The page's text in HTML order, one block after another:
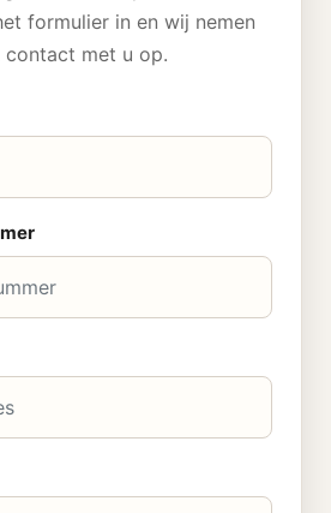
formulier in en wij nemen
met u op.